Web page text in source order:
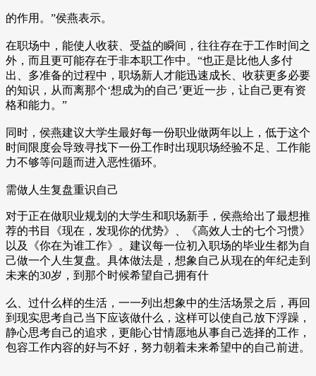
的作用。”侯燕表示。
在职场中，能使人收获、受益的瞬间，往往存在于工作时间之
外，而且更可能存在于非本职工作中。“也正是比他人多付
出、多准备的过程中，职场新人才能迅速成长、收获更多必要
的知识，从而离那个‘想成为的自己’更近一步，让自己更有资
格和能力。”
同时，侯燕建议大学生最好每一份职业做两年以上，低于这个
时间限度会导致寻找下一份工作时出现职场经验不足、工作能
力不够等问题而进入恶性循环。
需做人生复盘重识自己
对于正在做职业规划的大学生和职场新手，侯燕给出了最想推
荐的书目《现在，发现你的优势》、《高效人士的七个习惯》
以及《你在为谁工作》。建议每一位初入职场的毕业生都为自
己做一个人生复盘。具体做法是，想象自己从现在的年纪走到
未来的30岁，到那个时候希望自己拥有什
么、过什么样的生活，一一列出想象中的生活场景之后，再回
到现实思考自己当下应该做什么，这样可以使自己放下浮躁，
静心思考自己的追求，更能心甘情愿地从事自己选择的工作，
包容工作内容的好与不好，努力朝着未来希望中的自己前进。